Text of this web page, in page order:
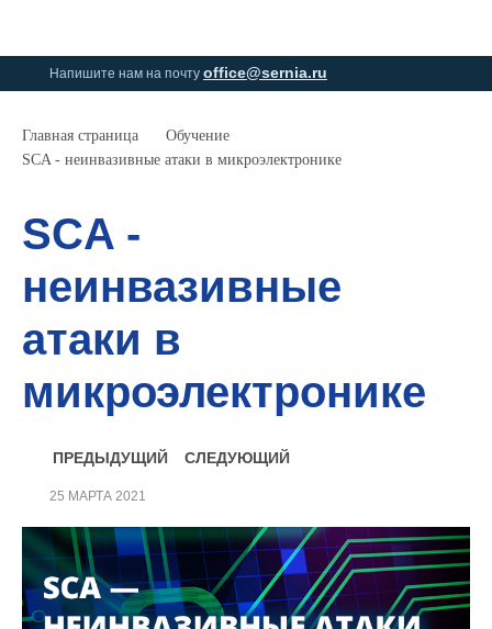
Напишите нам на почту office@sernia.ru
Главная страница
Обучение
SCA - неинвазивные атаки в микроэлектронике
SCA -
неинвазивные
атаки в
микроэлектронике
ПРЕДЫДУЩИЙ СЛЕДУЮЩИЙ
25 МАРТА 2021